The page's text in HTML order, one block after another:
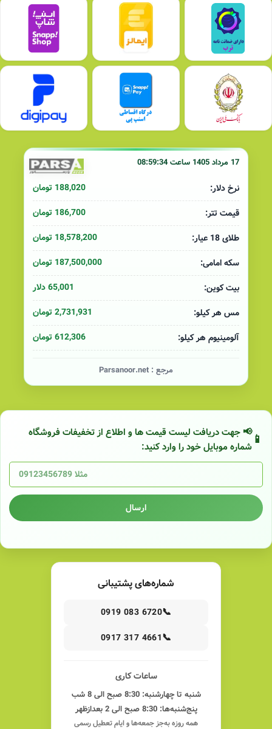
17 مرداد 1405 ساعت 08:59:34
نرخ دلار:
188,020 تومان
قیمت تتر:
186,700 تومان
طلای 18 عیار:
18,578,200 تومان
سکه امامی:
187,500,000 تومان
بیت کوین:
65,001 دلار
مس هر کیلو:
2,731,931 تومان
آلومینیوم هر کیلو:
612,306 تومان
مرجع : Parsanoor.net
📢 جهت دریافت لیست قیمت ها و اطلاع از تخفیفات فروشگاه
شماره موبایل خود را وارد کنید:
ارسال
شماره‌های پشتیبانی
📞
0919 083 6720
📞
0917 317 4661
ساعات کاری
شنبه تا چهارشنبه: 8:30 صبح الی 8 شب
پنج‌شنبه‌ها: 8:30 صبح الی 2 بعدازظهر
همه روزه به‌جز جمعه‌ها و ایام تعطیل رسمی